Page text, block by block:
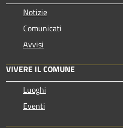
Notizie
Comunicati
Avvisi
VIVERE IL COMUNE
Luoghi
Eventi